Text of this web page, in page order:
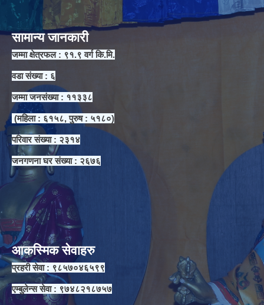
सामान्य जानकारी
जम्मा क्षेत्रफल : ९१.९ वर्ग कि.मि.
वडा संख्या : ६
जम्मा जनसंख्या : ११३३८
(महिला : ६१५८, पुरुष : ५१८०)
परिवार संख्या : २३१४
जनगणना घर संख्या : २६७६
आकस्मिक सेवाहरु
प्रहरी सेवा : ९८५७०४६५९९
एम्बुलेन्स सेवा : ९७४८२१८७५७